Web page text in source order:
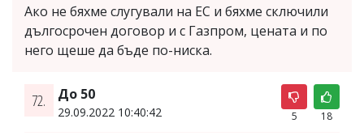
Ако не бяхме слугували на ЕС и бяхме сключили
дългосрочен договор и с Газпром, цената и по
него щеше да бъде по-ниска.
72. До 50
29.09.2022 10:40:42 5 18